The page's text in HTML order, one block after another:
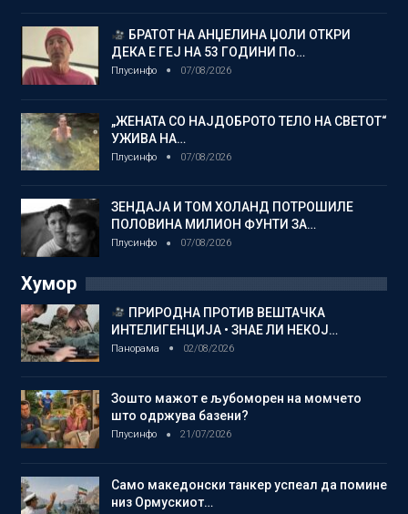
БРАТОТ НА АНЏЕЛИНА ЏОЛИ ОТКРИ
ДЕКА Е ГЕЈ НА 53 ГОДИНИ По…
Плусинфо 07/08/2026
„ЖЕНАТА СО НАЈДОБРОТО ТЕЛО НА СВЕТОТ“
УЖИВА НА…
Плусинфо 07/08/2026
ЗЕНДАЈА И ТОМ ХОЛАНД ПОТРОШИЛЕ
ПОЛОВИНА МИЛИОН ФУНТИ ЗА…
Плусинфо 07/08/2026
Хумор
ПРИРОДНА ПРОТИВ ВЕШТАЧКА
ИНТЕЛИГЕНЦИЈА • ЗНАЕ ЛИ НЕКОЈ…
Панорама 02/08/2026
Зошто мажот е љубоморен на момчето
што одржува базени?
Плусинфо 21/07/2026
Само македонски танкер успеал да помине
низ Ормускиот…